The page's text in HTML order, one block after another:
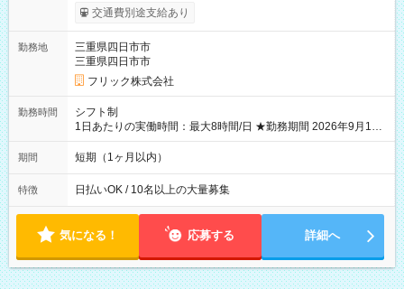
ると 期間中(9/16~10/23) の日給がUP! 日給1万1500円でしっか
り稼げます♪ 【試用期間】試用期間なし
交通費別途支給あり
勤務地
三重県四日市市
三重県四日市市
フリック株式会社
勤務時間
シフト制
1日あたりの実働時間：最大8時間/日 ★勤務期間 2026年9月16
日~2026年10月23日 短期勤務OK! 期間中フル勤務できる方優遇
※週3~5日勤務(勤務日数応相談) ※期間前から勤務スタートも可
り ※夜勤シフトあり
期間 短期（1ヶ月以内）
特徴 日払いOK / 10名以上の大量募集
気になる！ 応募する 詳細へ